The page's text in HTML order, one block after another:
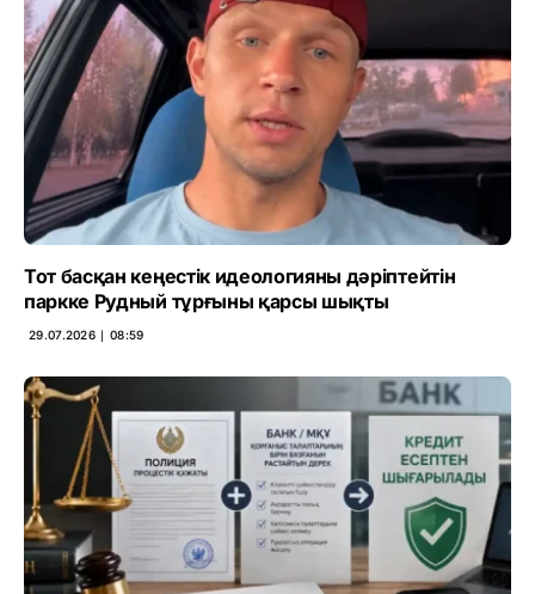
Тот басқан кеңестік идеологияны дәріптейтін
паркке Рудный тұрғыны қарсы шықты
29.07.2026 ∣ 08:59